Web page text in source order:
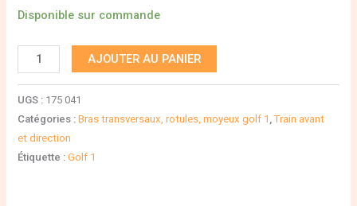
Disponible sur commande
AJOUTER AU PANIER
UGS : 175 041
Catégories :Bras transversaux, rotules, moyeux golf 1 ,Train avant
et direction
Étiquette :Golf 1